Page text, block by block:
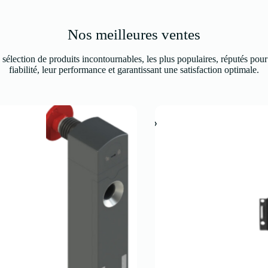
Nos meilleures ventes
de produits incontournables, les plus populaires, réputés
fiabilité, leur performance et garantissant une satisfaction optimale.